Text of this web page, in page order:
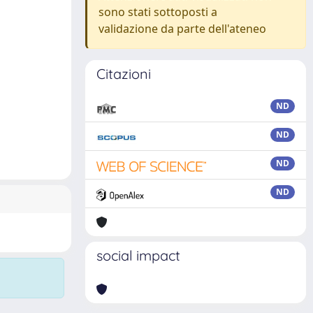
sono stati sottoposti a
validazione da parte dell'ateneo
Citazioni
ND
ND
ND
ND
social impact